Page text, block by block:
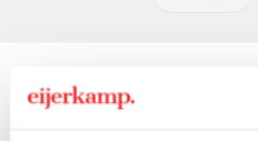
Match witte